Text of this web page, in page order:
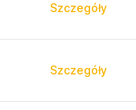
Szczegóły
Szczegóły